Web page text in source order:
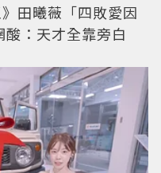
田曦薇「四敗愛因
：天才全靠旁白